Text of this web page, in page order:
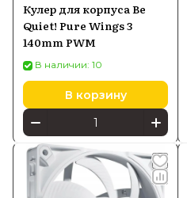
Кулер для корпуса Be
Quiet! Pure Wings 3
140mm PWM
В наличии: 10
В корзину